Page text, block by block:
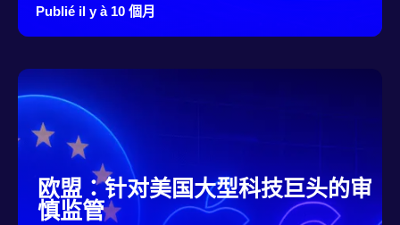
Publié il y à 10 個月
欧盟：针对美国大型科技巨头的审
慎监管